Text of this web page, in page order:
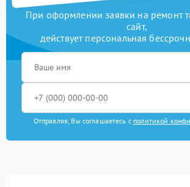
При оформлении заявки на ремонт
сайт,
действует персональная
Отправляя, Вы соглашаетесь с политикой